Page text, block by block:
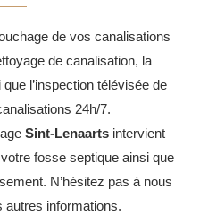
de vos canalisations
de canalisation, la
l’inspection télévisée de
24h/7.
Sint-Lenaarts intervient
fosse septique ainsi que
N’hésitez pas à nous
autres informations.